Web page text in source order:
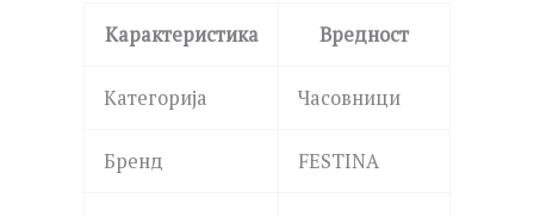
Карактеристика Вредност
Категорија Часовници
Бренд FESTINA